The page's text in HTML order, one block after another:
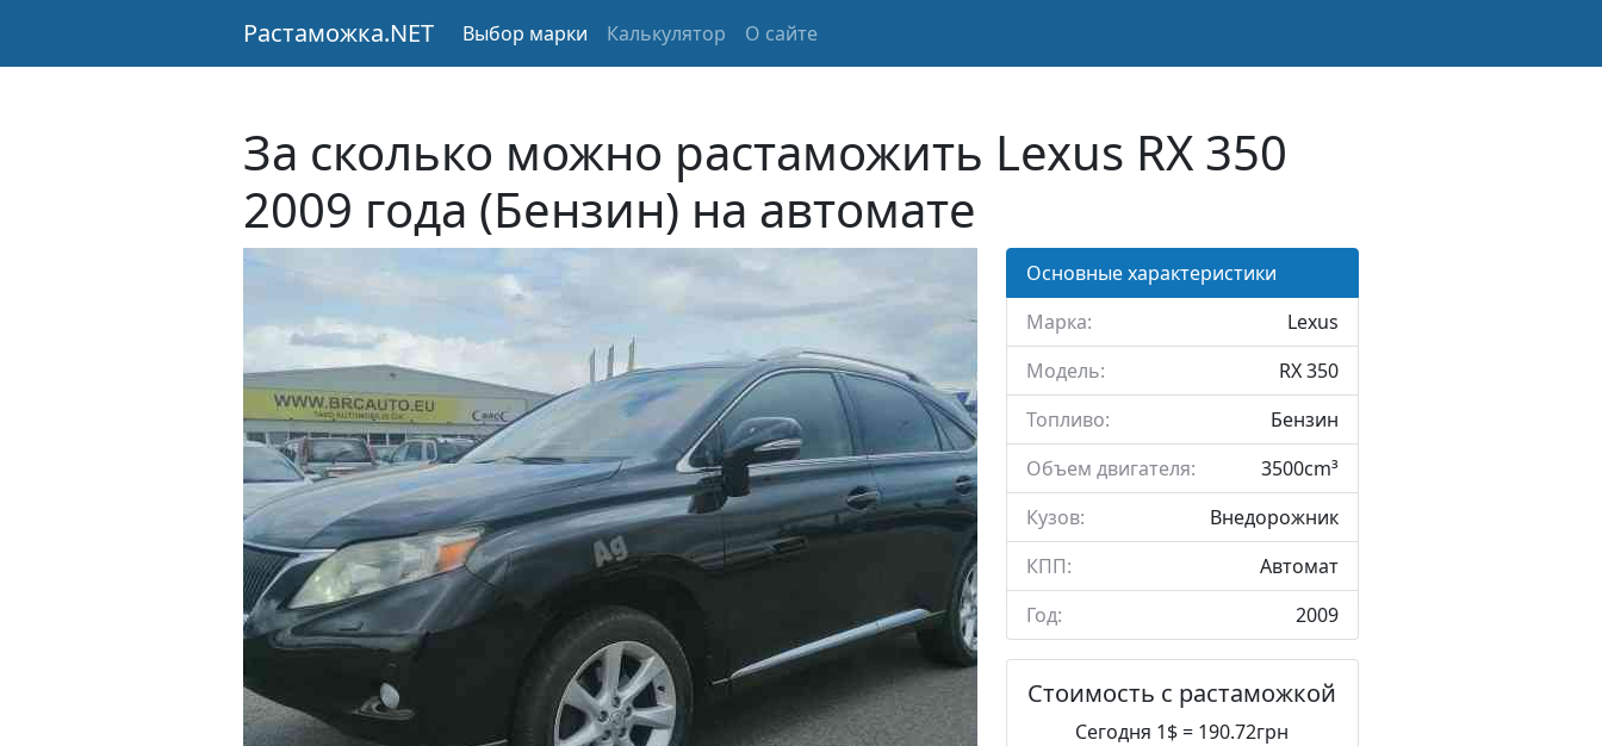
Растаможка.NET Выбор марки Калькулятор О сайте
За сколько можно растаможить Lexus RX 350
2009 года (Бензин) на автомате
Основные характеристики
Марка:
Lexus
Модель:
RX 350
Топливо:
Бензин
Объем двигателя:
3500cm³
Кузов:
Внедорожник
КПП:
Автомат
Год:
2009
Стоимость с растаможкой
Сегодня 1$ = 190.72грн